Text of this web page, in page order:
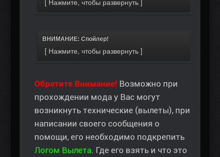
ВНИМАНИЕ: Спойлер!
Обратите Внимание! Возможно при
прохождении мода у Вас могут
возникнуть технические (вылеты), при
написании своего сообщения о
помощи, его необходимо подкрепить
Логом Вылета. Где его взять и что это